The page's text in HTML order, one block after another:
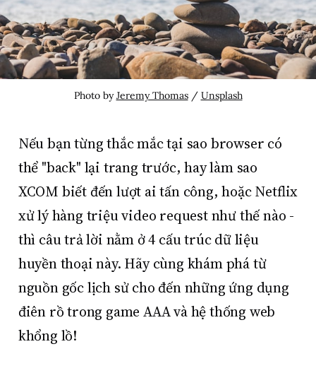
Photo by Jeremy Thomas / Unsplash
Nếu bạn từng thắc mắc tại sao browser có
thể "back" lại trang trước, hay làm sao
XCOM biết đến lượt ai tấn công, hoặc Netflix
xử lý hàng triệu video request như thế nào -
thì câu trả lời nằm ở 4 cấu trúc dữ liệu
huyền thoại này. Hãy cùng khám phá từ
nguồn gốc lịch sử cho đến những ứng dụng
điên rồ trong game AAA và hệ thống web
khổng lồ!